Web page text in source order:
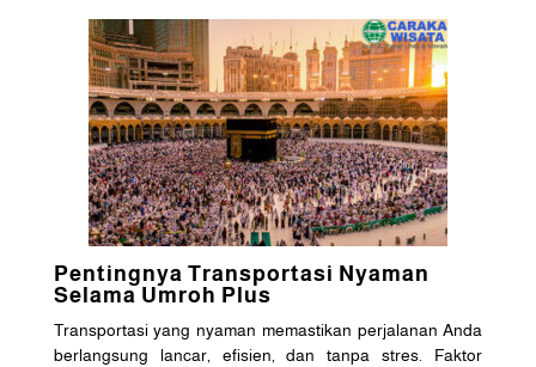
Pentingnya Transportasi Nyaman
Selama Umroh Plus
Transportasi yang nyaman memastikan perjalanan Anda
berlangsung lancar, efisien, dan tanpa stres. Faktor